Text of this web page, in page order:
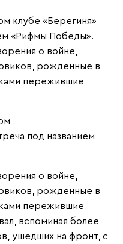
клубе «Берегиня»
«Рифмы Победы».
о войне,
рожденные в
пережившие
под названием
о войне,
рожденные в
пережившие
вспоминая более
ушедших на фронт, с